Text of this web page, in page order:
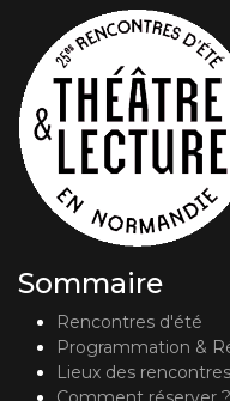
Sommaire
Rencontres d'été
Programmation &
Lieux des rencontres